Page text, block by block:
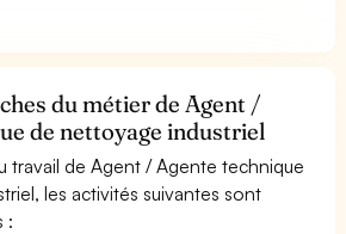
du métier de Agent /
de nettoyage industriel
travail de Agent / Agente technique
les activités suivantes sont
: